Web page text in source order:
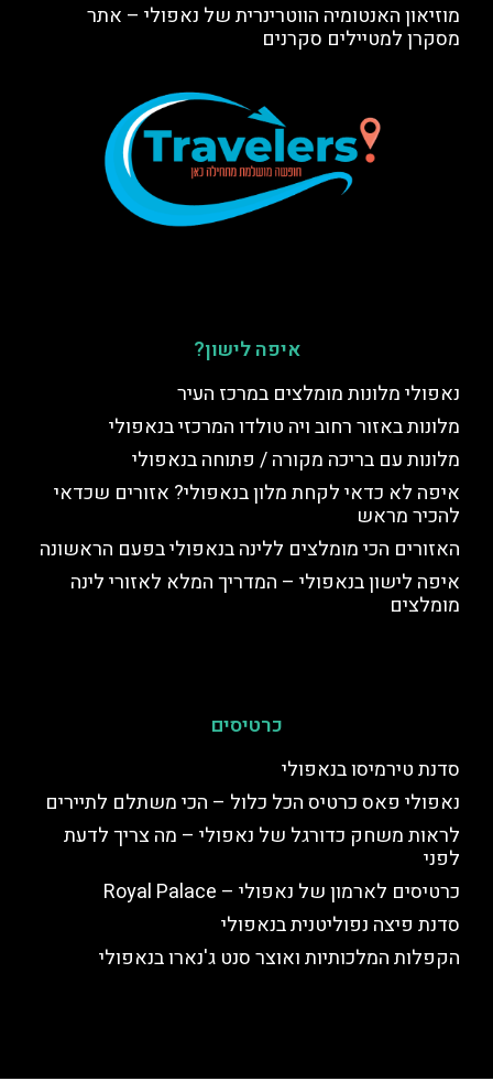
מוזיאון האנטומיה הווטרינרית של נאפולי – אתר
מסקרן למטיילים סקרנים
איפה לישון?
נאפולי מלונות מומלצים במרכז העיר
מלונות באזור רחוב ויה טולדו המרכזי בנאפולי
מלונות עם בריכה מקורה / פתוחה בנאפולי
איפה לא כדאי לקחת מלון בנאפולי? אזורים שכדאי
להכיר מראש
האזורים הכי מומלצים ללינה בנאפולי בפעם הראשונה
איפה לישון בנאפולי – המדריך המלא לאזורי לינה
מומלצים
כרטיסים
סדנת טירמיסו בנאפולי
נאפולי פאס כרטיס הכל כלול – הכי משתלם לתיירים
לראות משחק כדורגל של נאפולי – מה צריך לדעת
לפני
כרטיסים לארמון של נאפולי – Royal Palace
סדנת פיצה נפוליטנית בנאפולי
הקפלות המלכותיות ואוצר סנט ג'נארו בנאפולי